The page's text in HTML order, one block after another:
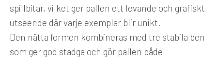
spillbitar, vilket ger pallen ett levande och grafiskt
utseende där varje exemplar blir unikt.
Den nätta formen kombineras med tre stabila ben
som ger god stadga och gör pallen både